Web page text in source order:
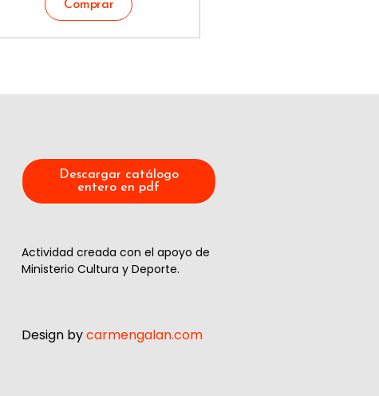
Descargar catálogo
entero en pdf
Actividad creada con el apoyo de
Ministerio Cultura y Deporte.
Design bycarmengalan.com